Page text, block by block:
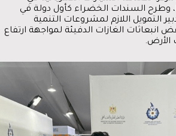
وطرح السندات الخضراء كأول دولة في
التمويل اللازم لمشروعات التنمية
انبعاثات الغازات الدفيئة لمواجهة ارتفاع
الأرض.